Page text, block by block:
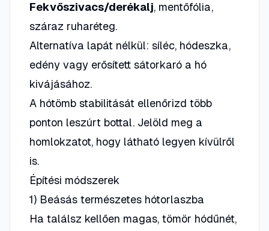
Fekvőszivacs/derékalj, mentőfólia,
száraz ruharéteg.
Alternatíva lapát nélkül: síléc, hódeszka,
edény vagy erősített sátorkaró a hó
kivájásához.
A hótömb stabilitását ellenőrizd több
ponton leszúrt bottal. Jelöld meg a
homlokzatot, hogy látható legyen kívülről
is.
Építési módszerek
1) Beásás természetes hótorlaszba
Ha találsz kellően magas, tömör hódűnét,